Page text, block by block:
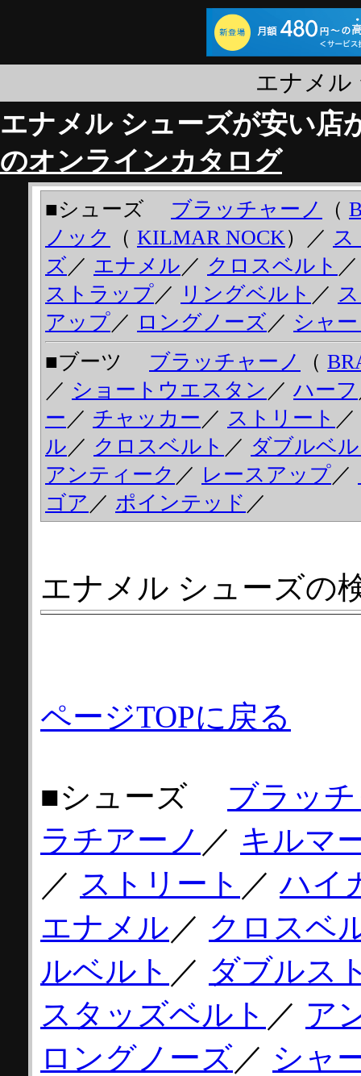
エナメル
エナメル シューズが安い店
のオンラインカタログ
■シューズ ブラッチャーノ （
ノック
（ KILMAR NOCK）／
ズ ／ エナメル ／ クロスベルト
ストラップ／ リングベルト ／
アップ／ ロングノーズ ／ シャ
■ブーツ ブラッチャーノ （
／ ショートウエスタン ／ ハーフ
ー ／ チャッカー ／ ストリート ／
ル ／ クロスベルト ／ ダブルベ
アンティーク ／ レースアップ／
ゴア ／ ポインテッド ／
エナメル シューズの
ページTOPに戻る
■シューズ ブラッ
ラチアーノ ／ キルマ
／ ストリート ／ハイ
エナメル ／ クロスベ
ルベルト ／ ダブルス
スタッズベルト ／ ア
ロングノーズ／ シャ